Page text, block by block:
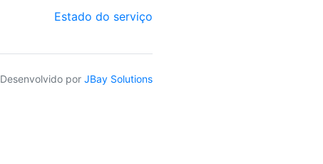
Estado do serviço
Desenvolvido por JBay Solutions